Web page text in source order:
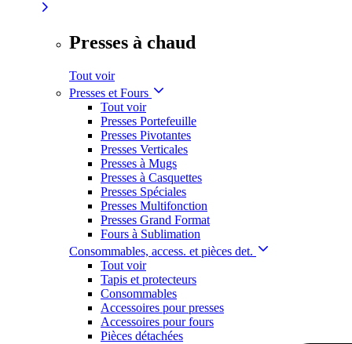
Presses à chaud
Tout voir
Presses et Fours
Tout voir
Presses Portefeuille
Presses Pivotantes
Presses Verticales
Presses à Mugs
Presses à Casquettes
Presses Spéciales
Presses Multifonction
Presses Grand Format
Fours à Sublimation
Consommables, access. et pièces det.
Tout voir
Tapis et protecteurs
Consommables
Accessoires pour presses
Accessoires pour fours
Pièces détachées